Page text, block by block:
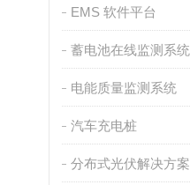
EMS 软件平台
蓄电池在线监测系统
电能质量监测系统
汽车充电桩
分布式光伏解决方案